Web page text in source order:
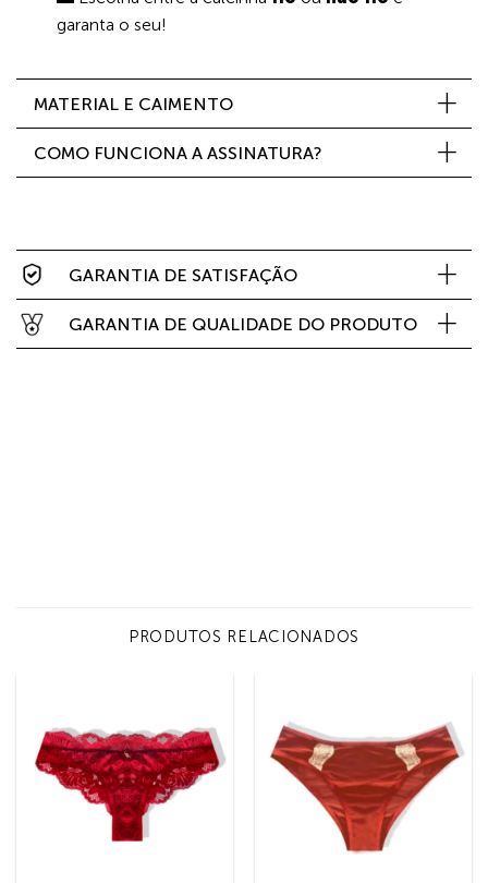
garanta o seu!
MATERIAL E CAIMENTO
COMO FUNCIONA A ASSINATURA?
GARANTIA DE SATISFAÇÃO
GARANTIA DE QUALIDADE DO PRODUTO
PRODUTOS RELACIONADOS